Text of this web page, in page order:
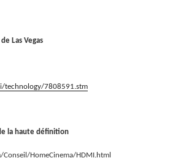
Las Vegas
technology/7808591.stm
la haute définition
HomeCinema/HDMI.html